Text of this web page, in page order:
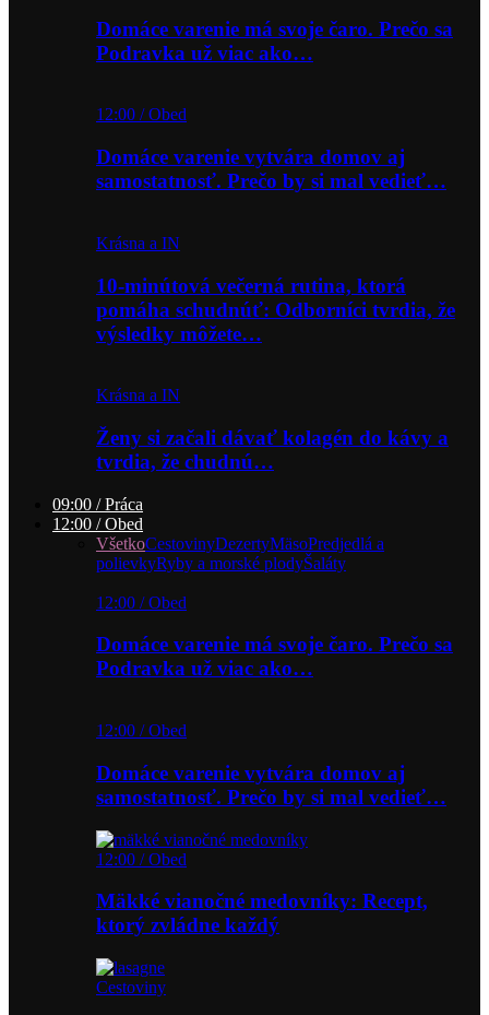
Domáce varenie má svoje čaro. Prečo sa
Podravka už viac ako…
12:00 / Obed
Domáce varenie vytvára domov aj
samostatnosť. Prečo by si mal vedieť…
Krásna a IN
10-minútová večerná rutina, ktorá
pomáha schudnúť: Odborníci tvrdia, že
výsledky môžete…
Krásna a IN
Ženy si začali dávať kolagén do kávy a
tvrdia, že chudnú…
09:00 / Práca
12:00 / Obed
VšetkoCestovinyDezertyMäsoPredjedlá a
polievkyRyby a morské plodyŠaláty
12:00 / Obed
Domáce varenie má svoje čaro. Prečo sa
Podravka už viac ako…
12:00 / Obed
Domáce varenie vytvára domov aj
samostatnosť. Prečo by si mal vedieť…
12:00 / Obed
Mäkké vianočné medovníky: Recept,
ktorý zvládne každý
Cestoviny